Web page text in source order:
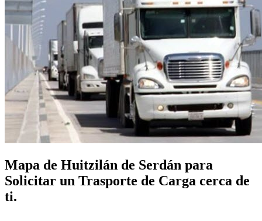
Mapa de Huitzilán de Serdán para
Solicitar un Trasporte de Carga cerca de
ti.